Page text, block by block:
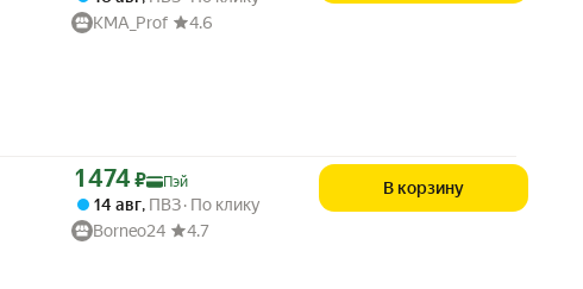
KMA_Prof
4.6
Цена с картой Яндекс Пэй 1474 ₽ вместо
1 474 ₽ Пэй
14 авг, ПВЗ По клику
Borneo24
4.7
В корзину